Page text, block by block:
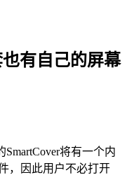
有自己的屏幕
将有一个内
，因此用户不必打开